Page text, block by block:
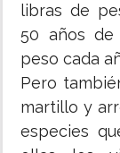
libras de
50 años
peso cada
Pero
martillo y
especies